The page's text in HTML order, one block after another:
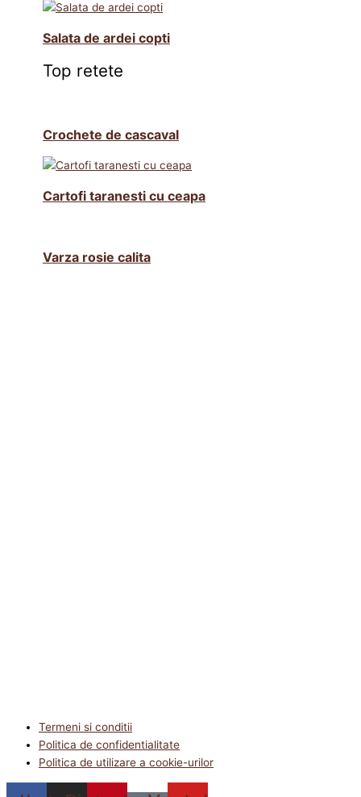
Salata de ardei copti
Top retete
Crochete de cascaval
Cartofi taranesti cu ceapa
Varza rosie calita
Termeni si conditii
Politica de confidentialitate
Politica de utilizare a cookie-urilor